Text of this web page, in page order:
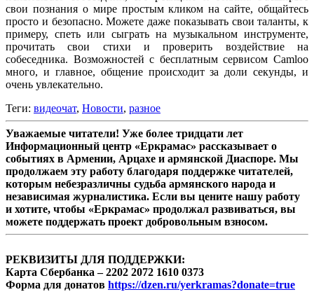
свои познания о мире простым кликом на сайте, общайтесь
просто и безопасно. Можете даже показывать свои таланты, к
примеру, спеть или сыграть на музыкальном инструменте,
прочитать свои стихи и проверить воздействие на
собеседника. Возможностей с бесплатным сервисом Camloo
много, и главное, общение происходит за доли секунды, и
очень увлекательно.
Теги: видеочат, Новости, разное
Уважаемые читатели! Уже более тридцати лет
Информационный центр «Еркрамас» рассказывает о
событиях в Армении, Арцахе и армянской Диаспоре. Мы
продолжаем эту работу благодаря поддержке читателей,
которым небезразличны судьба армянского народа и
независимая журналистика. Если вы цените нашу работу
и хотите, чтобы «Еркрамас» продолжал развиваться, вы
можете поддержать проект добровольным взносом.
РЕКВИЗИТЫ ДЛЯ ПОДДЕРЖКИ:
Карта Сбербанка – 2202 2072 1610 0373
Форма для донатов https://dzen.ru/yerkramas?donate=true